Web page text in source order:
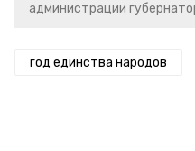
администрации
год единства народов